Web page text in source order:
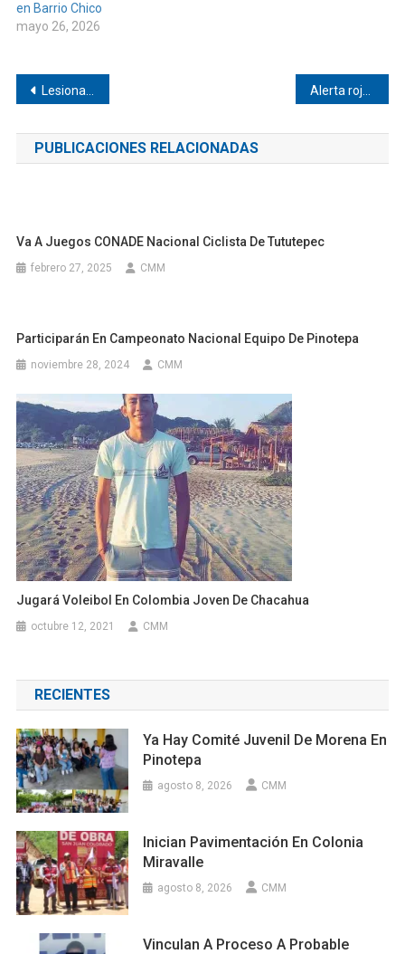
en Barrio Chico
mayo 26, 2026
Navegación
de
entradas
Lesionan con arma de fuego a joven en Tapextla
PUBLICACIONES RELACIONADAS
Va A Juegos CONADE Nacional Ciclista De Tututepec
febrero 27, 2025 CMM
Participarán En Campeonato Nacional Equipo De Pinotepa
noviembre 28, 2024 CMM
Jugará Voleibol En Colombia Joven De Chacahua
octubre 12, 2021 CMM
RECIENTES
Ya Hay Comité Juvenil De Morena En
Pinotepa
agosto 8, 2026 CMM
Inician Pavimentación En Colonia
Miravalle
agosto 8, 2026 CMM
Vinculan A Proceso A Probable